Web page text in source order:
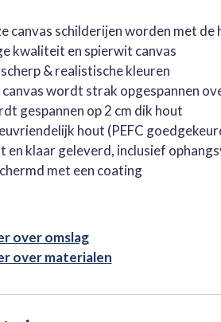
canvas schilderijen worden met
kwaliteit en spierwit canvas
& realistische kleuren
wordt strak opgespannen
gespannen op 2 cm dik hout
hout (PEFC
en klaar geleverd, inclusief
met een coating
over omslag
over materialen